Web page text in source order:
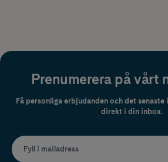
Prenumerera på vårt
Få personliga erbjudanden och det senaste
direkt i din inbox.
Fyll i mailadress